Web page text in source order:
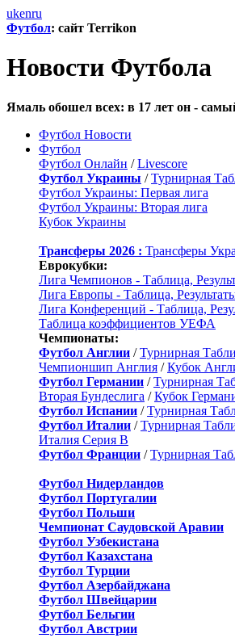
ukenru
Футбол: сайт Terrikon
Новости Футбола
Ямаль обошел всех: в 17 лет он -
Футбол Новости
Футбол
Футбол Онлайн /Livescore
Футбол Украины /Турнирная
Футбол Украины: Первая лига
Футбол Украины: Вторая лига
Кубок Украины
Трансферы 2026 : Трансферы
Еврокубки:
Лига Чемпионов - Таблица,
Лига Европы - Таблица,
Лига Конференций - Таблица,
Таблица коэффициентов УЕФА
Чемпионаты:
Футбол Англии /Турнирная
Чемпионшип Англия /Кубок
Футбол Германии /Турнирная
Вторая Бундеслига /Кубок
Футбол Испании /Турнирная
Футбол Италии /Турнирная
Италия Серия B
Футбол Франции /Турнирная
Футбол Нидерландов
Футбол Португалии
Футбол Польши
Чемпионат Саудовской Аравии
Футбол Узбекистана
Футбол Казахстана
Футбол Турции
Футбол Азербайджана
Футбол Швейцарии
Футбол Бельгии
Футбол Австрии